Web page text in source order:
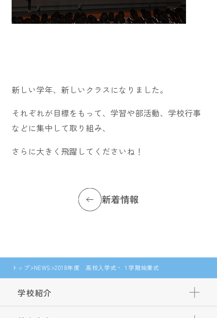
新しい学年、新しいクラスになりました。
それぞれが目標をもって、学習や部活動、学校行事
などに集中して取り組み、
さらに大きく飛躍してくださいね！
新着情報
トップ NEWS 2018年度 高校入学式・１学期始業式
学校紹介